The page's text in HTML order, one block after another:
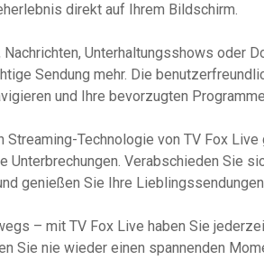
direkt auf Ihrem Bildschirm.
Unterhaltungsshows oder
Sendung mehr. Die
und Ihre bevorzugten
Streaming-Technologie von TV Fox
Unterbrechungen. Verabschieden Sie
genießen Sie Ihre
– mit TV Fox Live haben Sie
Sie nie wieder einen spannenden